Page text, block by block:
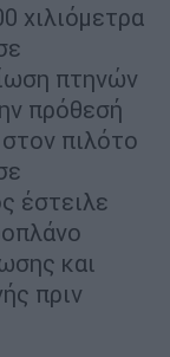
χιλιόμετρα
πτηνών
πρόθεσή
πιλότο
έστειλε
και
πριν